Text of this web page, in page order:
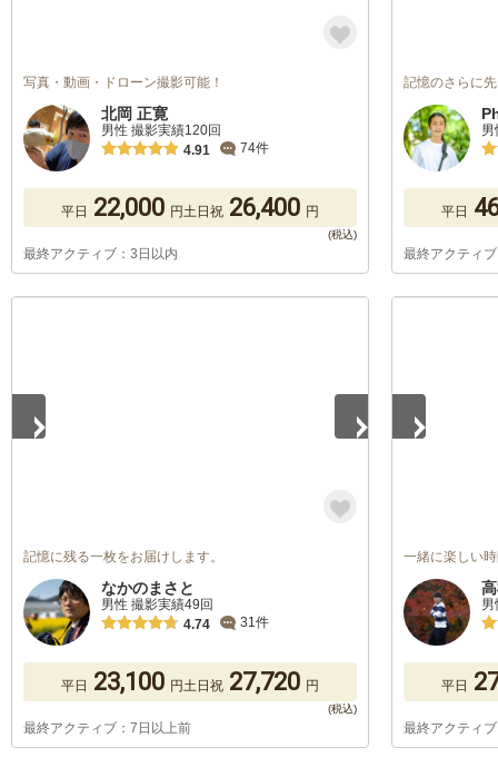
写真・動画・ドローン撮影可能！
北岡 正寛
男性 撮影実績120回
4.91
74件
平日 22,000 円土日祝 26,400 円
最終アクティブ：3日以内
記憶のさらに
平日
最終アクティ
記憶に残る一枚をお届けします。
なかのまさと
男性 撮影実績49回
4.74
31件
平日 23,100 円土日祝 27,720 円
最終アクティブ：7日以上前
一緒に楽しい
男
平日
最終アクティ